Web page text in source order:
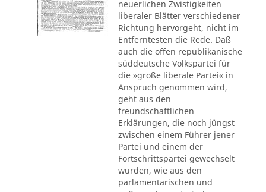
neuerlichen Zwistigkeiten
liberaler Blätter verschiedener
Richtung hervorgeht, nicht im
Entferntesten die Rede. Daß
auch die offen republikanische
süddeutsche Volkspartei für
die »große liberale Partei« in
Anspruch genommen wird,
geht aus den
freundschaftlichen
Erklärungen, die noch jüngst
zwischen einem Führer jener
Partei und einem der
Fortschrittspartei gewechselt
wurden, wie aus den
parlamentarischen und